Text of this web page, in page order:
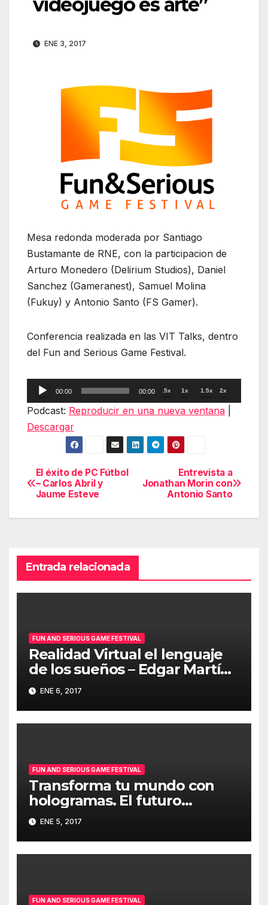
videojuego es arte”
ENE 3, 2017
Mesa redonda moderada por Santiago
Bustamante de RNE, con la participacion de
Arturo Monedero (Delirium Studios), Daniel
Sanchez (Gameranest), Samuel Molina
(Fukuy) y Antonio Santo (FS Gamer).
Conferencia realizada en las VIT Talks, dentro
del Fun and Serious Game Festival.
Reproductor
de
00:00 00:00 .5x 1x 1.5x 2x
Podcast: Reproducir en una nueva ventana
Descargar
Navegación
de
Entrevista a
Jonathan Morin con
Antonio Santo
El éxito de PC Fútbol
– Carlos Abril y
Jaume Esteve
Entrada relacionada
FUN AND SERIOUS GAME FESTIVAL
Realidad Virtual el lenguaje
de los sueños – Edgar Martín-
Blas
ENE 6, 2017
FUN AND SERIOUS GAME FESTIVAL
Transforma tu mundo con
hologramas. El futuro
tecnológico y la industria 4.0
– Javier Ortizá
ENE 5, 2017
FUN AND SERIOUS GAME FESTIVAL